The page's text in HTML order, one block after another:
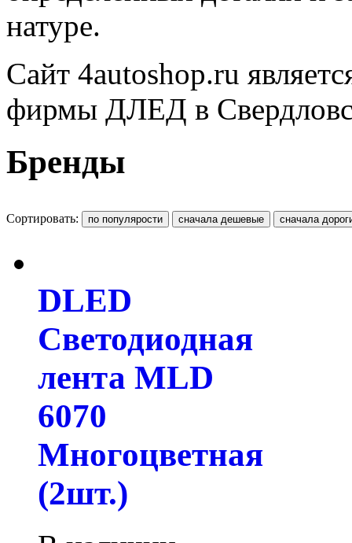
натуре.
Сайт 4autoshop.ru
фирмы ДЛЕД в
Бренды
Сортировать:
DLED
Светодиодная
лента MLD
6070
Многоцветная
(2шт.)